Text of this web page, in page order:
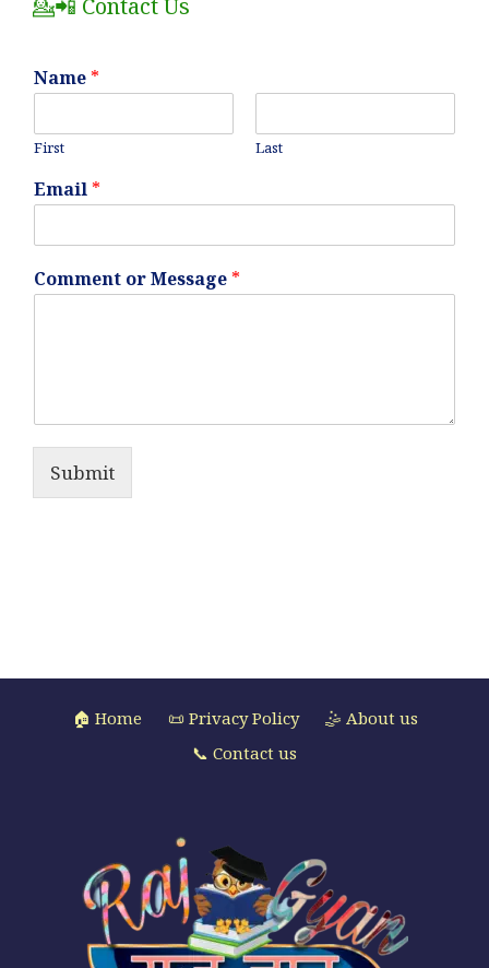
💁📲 Contact Us
Name *
First Last
Email *
Comment or Message *
Submit
🏠 Home 📜 Privacy Policy
🤹 About us
📞 Contact us